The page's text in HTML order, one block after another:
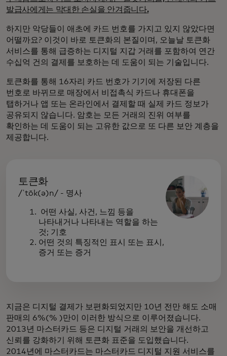
발급사에게는 막대한 손실을 안겨줍니다.
하지만 악당들이 애초에 카드 번호를 가지고 있지 않았다면
어떨까요? 이것이 바로 토큰화의 본질이며, 오늘날 토큰화
서비스를 통해 급증하는 디지털 지갑 거래를 포함하여 연간
수십억 건의 결제를 보호하는 데 도움이 되는 기술입니다.
토큰화를 통해 16자리 카드 번호가 기기에 저장된 다른
번호로 바뀌므로 매장에서 비접촉식 카드나 휴대폰을
탭하거나 앱 또는 온라인에서 결제할 때 실제 카드 정보가
공유되지 않습니다. 암호는 모든 거래의 진위 여부를
확인하는 데 도움이 되는 고유한 값으로 또 다른 보안 계층을
제공합니다.
토큰화
/ˈtōk(ə)n/ - 명사
어떤 사실, 사건, 느낌 등을
나타내거나 나타내는 역할을 하는
것; 기호
어떤 것의 특징적인 표시 또는 표시,
증거 또는 증거
지금은 디지털 결제가 보편화되었지만 10년 전만 해도 소매
판매의 6%(% )만이 이러한 방식으로 이루어졌습니다.
2013년 마스터카드 등은 디지털 거래의 보안을 개선하고
신뢰를 강화하기 위해 토큰화 표준을 도입했습니다.
2014년에 마스터카드는 마스터카드 디지털 지원 서비스를